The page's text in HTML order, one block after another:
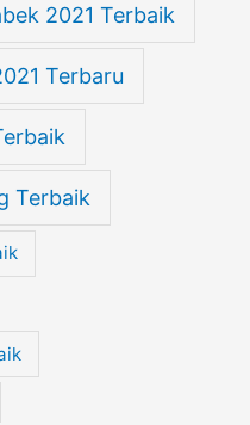
2021 Terbaik
Terbaru
Terbaik